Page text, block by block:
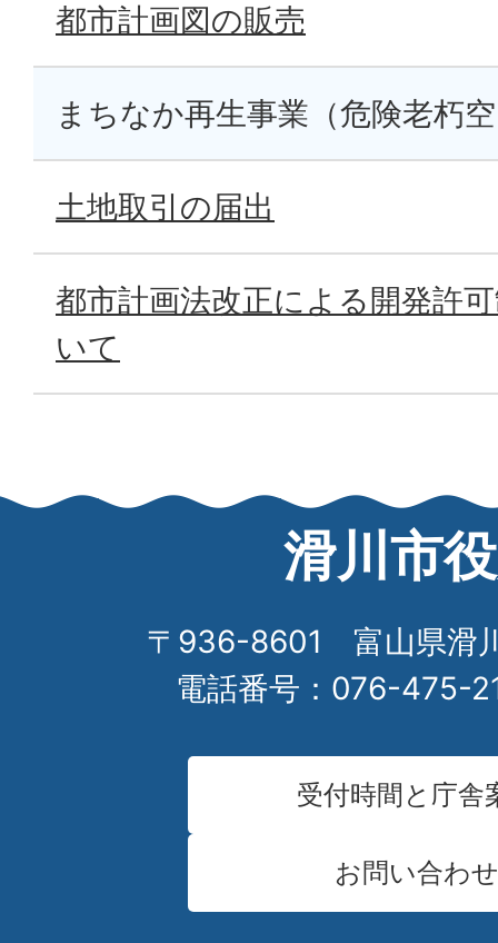
都市計画図の販売
まちなか再生事業（危険老朽
土地取引の届出
都市計画法改正による開発許
いて
滑川市
〒936-8601 富山県滑
電話番号：076-475-
受付時間と庁舎
お問い合わせ